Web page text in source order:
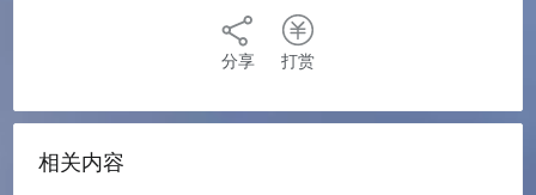
分享 打赏
相关内容